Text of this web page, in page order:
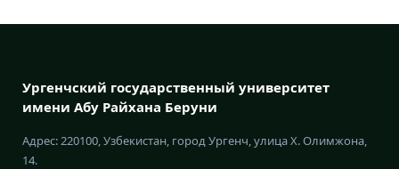
Ургенчский государственный университет
имени Абу Райхана Беруни
Адрес: 220100, Узбекистан, город Ургенч, улица Х. Олимжона,
14.